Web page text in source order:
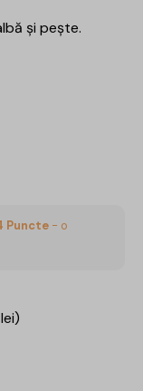
și pește.
Puncte - o